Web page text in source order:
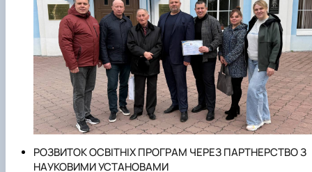
РОЗВИТОК ОСВІТНІХ ПРОГРАМ ЧЕРЕЗ ПАРТНЕРСТВО З
НАУКОВИМИ УСТАНОВАМИ